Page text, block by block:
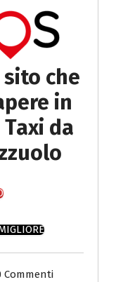
sito che
in
da
Commenti